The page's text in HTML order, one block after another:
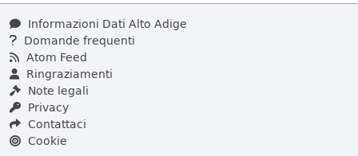
Informazioni Dati Alto Adige
Domande frequenti
Atom Feed
Ringraziamenti
Note legali
Privacy
Contattaci
Cookie